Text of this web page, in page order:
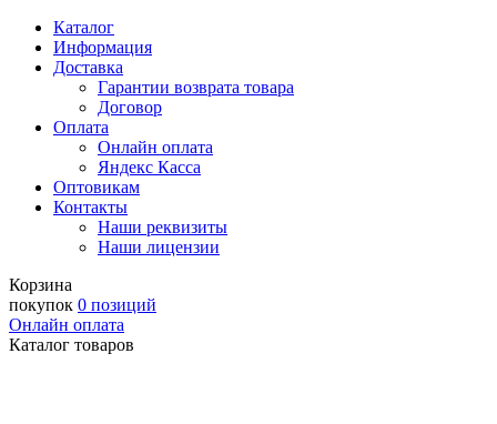
Каталог
Информация
Доставка
Гарантии возврата товара
Договор
Оплата
Онлайн оплата
Яндекс Касса
Оптовикам
Контакты
Наши реквизиты
Наши лицензии
Корзина
покупок 0 позиций
Онлайн оплата
Каталог товаров